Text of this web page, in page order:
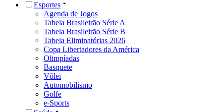
Esportes
Agenda de Jogos
Tabela Brasileirão Série A
Tabela Brasileirão Série B
Tabela Eliminatórias 2026
Copa Libertadores da América
Olimpíadas
Basquete
Vôlei
Automobilismo
Golfe
e-Sports